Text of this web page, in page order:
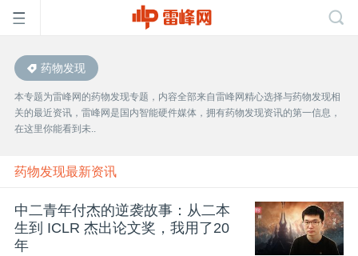
首
页
雷
峰
药物发现
本专题为雷峰网的药物发现专题，内容全部来自雷峰网精心选择与药物发现相
关的最近资讯，雷峰网是国内智能硬件媒体，拥有药物发现资讯的第一信息，
在这里你能看到未..
药物发现最新资讯
中二青年付杰的逆袭故事：从二本
生到 ICLR 杰出论文奖，我用了20
年